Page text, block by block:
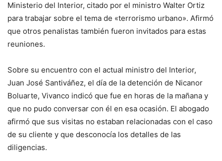
Ministerio del Interior, citado por el ministro Walter Ortiz
para trabajar sobre el tema de «terrorismo urbano». Afirmó
que otros penalistas también fueron invitados para estas
reuniones.
Sobre su encuentro con el actual ministro del Interior,
Juan José Santiváñez, el día de la detención de Nicanor
Boluarte, Vivanco indicó que fue en horas de la mañana y
que no pudo conversar con él en esa ocasión. El abogado
afirmó que sus visitas no estaban relacionadas con el caso
de su cliente y que desconocía los detalles de las
diligencias.